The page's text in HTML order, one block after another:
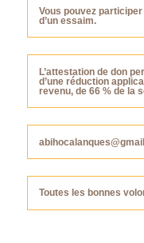
Vous pouvez participer
d’un essaim.
L’attestation de don
d’une réduction
revenu, de 66 % de la
Toutes les bonnes